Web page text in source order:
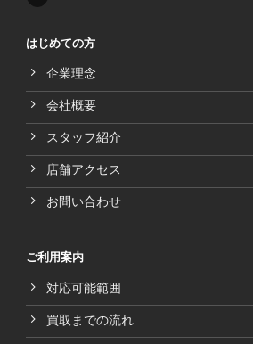
はじめての方
企業理念
会社概要
スタッフ紹介
店舗アクセス
お問い合わせ
ご利用案内
対応可能範囲
買取までの流れ